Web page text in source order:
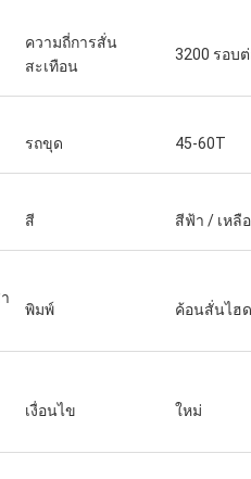
ความถี่การสั่น
สะเทือน
3200 รอบ
รถขุด 45-60T
สี สีฟ้า / เหลื
พิมพ์ ค้อนสั่นไฮ
เงื่อนไข ใหม่